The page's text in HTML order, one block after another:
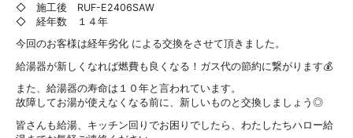
◇ 施工後 RUF-E2406SAW
◇ 経年数 １４年
今回のお客様は経年劣化 による交換をさせて頂きました。
給湯器が新しくなれば燃費も良くなる！ガス代の節約に繋がります💰
また、給湯器の寿命は１０年と言われています。
故障してお湯が使えなくなる前に、新しいものと交換しましょう◎
皆さんも給湯、キッチン回りでお困りでしたら、わたしたちハロー給